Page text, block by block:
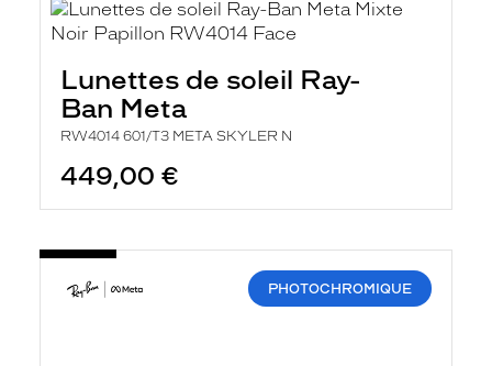
Lunettes de soleil Ray-
Ban Meta
RW4014 601/T3 META SKYLER N
449,00 €
PHOTOCHROMIQUE